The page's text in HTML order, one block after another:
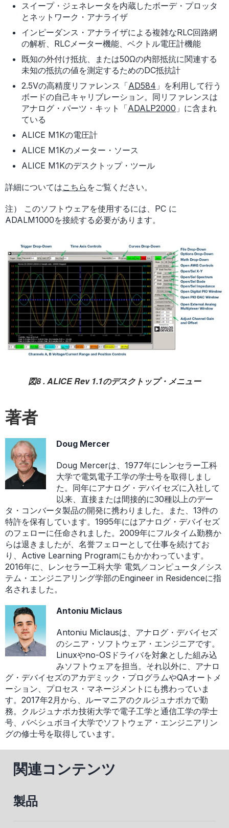
スイープ・ジェネレータを内蔵したボーデ・プロッタ
とネットワーク・アナライザ
インピーダンス・アナライザによる複雑なRLC回路網
の解析、RLCメーター機能、ベクトル電圧計機能
既知の外付け抵抗、または50Ωの内部抵抗に関連する
未知の抵抗の値を測定するためのDC抵抗計
2.5Vの高精度リファレンス「AD584 」を利用して行う
ボードの自己キャリブレーション。同リファレンスは
アナログ・パーツ・キット「ADALP2000 」に含まれ
ている
ALICE M1Kの電圧計
ALICE M1Kのメーター・ソース
ALICE M1Kのデスクトップ・ツール
詳細についてはこちら をご覧ください。
注） このソフトウェアを使用するには、PC に
ADALM1000を接続する必要があります。
図8 . ALICE Rev 1.1のデスクトップ・メニュー
著者
Doug Mercer
Doug Mercerは、1977年にレンセラー工科
大学で電気電子工学の学士号を取得しまし
た。同年にアナログ・デバイセズに入社して
以来、直接または間接的に30種以上のデー
タ・コンバータ製品の開発に携わりました。また、13件の
特許を保有しています。1995年にはアナログ・デバイセズ
のフェローに任命されました。2009年にフルタイム勤務か
らは退きましたが、名誉フェローとして仕事を続けてお
り、Active Learning Programにもかかわっています。
2016年に、レンセラー工科大学 電気／コンピュータ／シス
テム・エンジニアリング学部のEngineer in Residenceに指
名されました。
Antoniu Miclaus
Antoniu Miclausは、アナログ・デバイセズ
のシニア・ソフトウェア・エンジニアです。
Linuxやno-OSドライバを対象とした組み込
みソフトウェアを担当。それ以外に、アナロ
グ・デバイセズのアカデミック・プログラムやQAオートメ
ーション、プロセス・マネージメントにも携わっていま
す。2017年2月から、ルーマニアのクルジュナポカで勤
務。クルジュナポカ技術大学で電子工学と通信工学の学士
号、バベシュボヨイ大学でソフトウェア・エンジニアリン
グの修士号を取得しています。
関連コンテンツ
製品